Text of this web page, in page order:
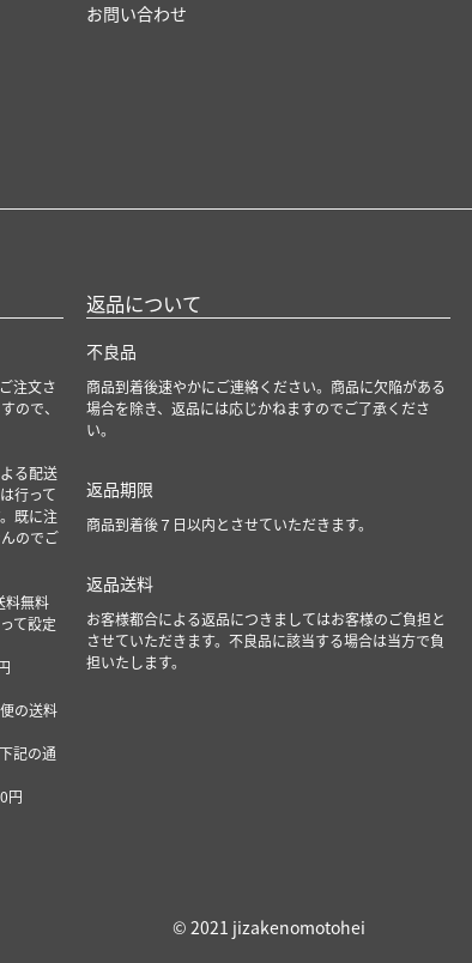
お問い合わせ
注文さ
ので、
る配送
行って
既に注
のでご
料無料
て設定
の送料
記の通
円
返品について
不良品
商品到着後速やかにご連絡ください。商品に欠陥がある
場合を除き、返品には応じかねますのでご了承くださ
い。
返品期限
商品到着後７日以内とさせていただきます。
返品送料
お客様都合による返品につきましてはお客様のご負担と
させていただきます。不良品に該当する場合は当方で負
担いたします。
© 2021 jizakenomotohei